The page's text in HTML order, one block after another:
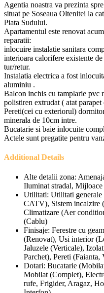
Agentia noastra va prezinta
situat pe Soseaua Oltenitei la
Piata Sudului.
Apartamentul este renovat
reparatii:
inlocuire instalatie sanitara
interioara calorifere existente
tur/retur.
Instalatia electrica a fost
aluminiu .
Balcon inchis cu tamplarie pvc
polistiren extrudat ( atat
Pereti(cei cu exteriorul)
minerala de 10cm intre.
Bucatarie si baie inlocuite
Actele sunt pregatite pentru
Additional Details
Alte detalii zona:
Iluminat stradal,
Utilitati: Utilitati generale
CATV), Sistem incalzire
Climatizare (Aer
(Cablu)
Finisaje: Ferestre cu
(Renovat), Usi interior
Jaluzele (Verticale),
Parchet), Pereti (Faianta,
Dotari: Bucatarie
Mobilat (Complet),
rufe, Frigider, Aragaz,